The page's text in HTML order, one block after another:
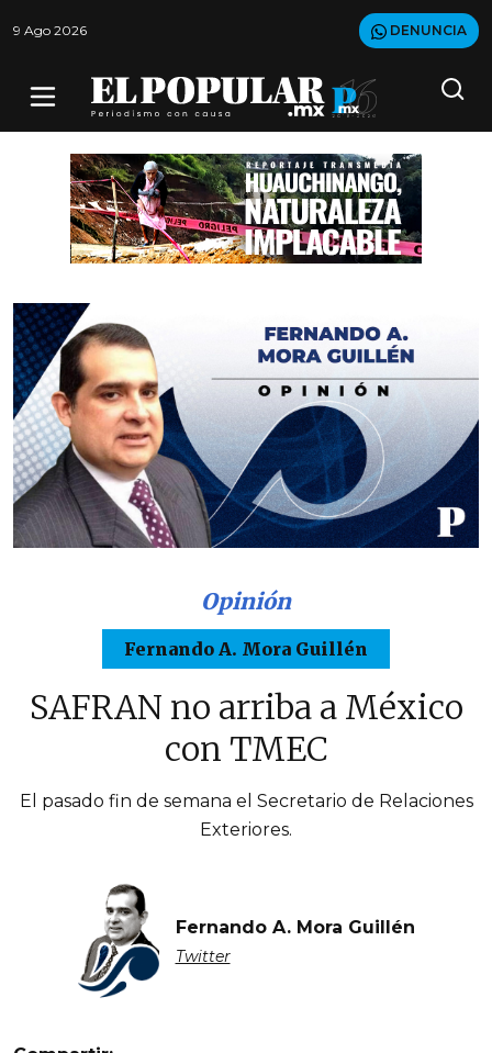
9 Ago 2026 DENUNCIA
Opinión
Fernando A. Mora Guillén
SAFRAN no arriba a México
con TMEC
El pasado fin de semana el Secretario de Relaciones
Exteriores.
Fernando A. Mora Guillén
Twitter